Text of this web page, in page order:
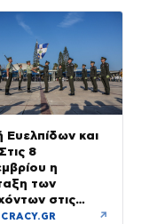
Ευελπίδων και
8
η
των
στις
Σχολές
↗